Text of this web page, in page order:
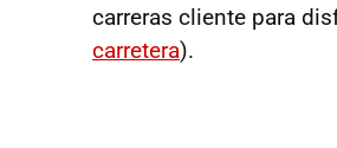
carreras cliente para
carretera).